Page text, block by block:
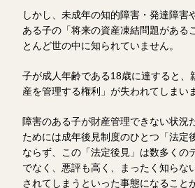
しかし、未成年の知的障害・発達障害
ある子の「将来の資産凍結問題がある
とんど世の中に知られていません。
子が成人年齢である18歳に達すると、
産を管理する権利」が失われてしまい
障害のある子が財産管理できない状況
ためには成年後見制度のひとつ「法定
ならず、この「法定後見」は数多くの
でなく、悪評も高く、まったく知らな
されてしまうといった事態になること